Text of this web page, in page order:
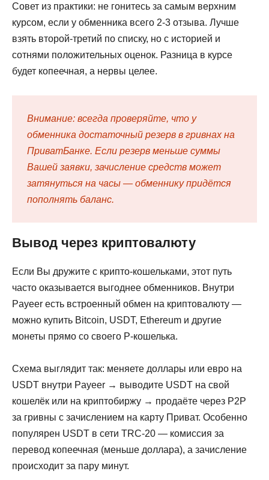
Совет из практики: не гонитесь за самым верхним
курсом, если у обменника всего 2-3 отзыва. Лучше
взять второй-третий по списку, но с историей и
сотнями положительных оценок. Разница в курсе
будет копеечная, а нервы целее.
Внимание: всегда проверяйте, что у
обменника достаточный резерв в гривнах на
ПриватБанке. Если резерв меньше суммы
Вашей заявки, зачисление средств может
затянуться на часы — обменнику придётся
пополнять баланс.
Вывод через криптовалюту
Если Вы дружите с крипто-кошельками, этот путь
часто оказывается выгоднее обменников. Внутри
Payeer есть встроенный обмен на криптовалюту —
можно купить Bitcoin, USDT, Ethereum и другие
монеты прямо со своего P-кошелька.
Схема выглядит так: меняете доллары или евро на
USDT внутри Payeer → выводите USDT на свой
кошелёк или на криптобиржу → продаёте через P2P
за гривны с зачислением на карту Приват. Особенно
популярен USDT в сети TRC-20 — комиссия за
перевод копеечная (меньше доллара), а зачисление
происходит за пару минут.